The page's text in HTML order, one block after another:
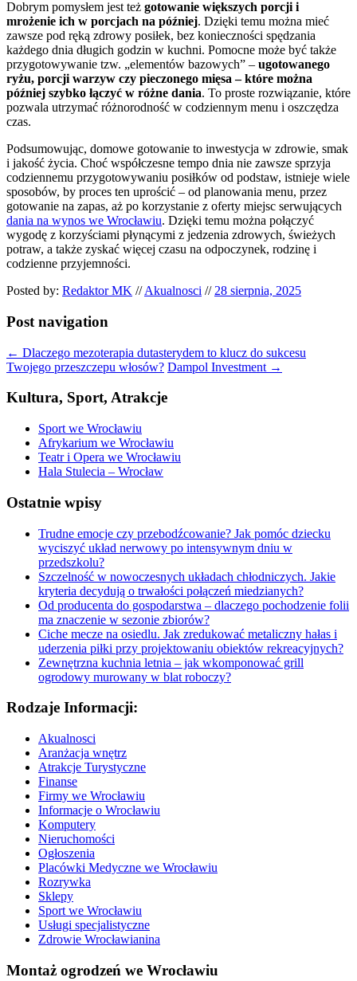
Dobrym pomysłem jest też gotowanie większych porcji i
mrożenie ich w porcjach na później. Dzięki temu można mieć
zawsze pod ręką zdrowy posiłek, bez konieczności spędzania
każdego dnia długich godzin w kuchni. Pomocne może być także
przygotowywanie tzw. „elementów bazowych” – ugotowanego
ryżu, porcji warzyw czy pieczonego mięsa – które można
później szybko łączyć w różne dania. To proste rozwiązanie, które
pozwala utrzymać różnorodność w codziennym menu i oszczędza
czas.
Podsumowując, domowe gotowanie to inwestycja w zdrowie, smak
i jakość życia. Choć współczesne tempo dnia nie zawsze sprzyja
codziennemu przygotowywaniu posiłków od podstaw, istnieje wiele
sposobów, by proces ten uprościć – od planowania menu, przez
gotowanie na zapas, aż po korzystanie z oferty miejsc serwujących
dania na wynos we Wrocławiu. Dzięki temu można połączyć
wygodę z korzyściami płynącymi z jedzenia zdrowych, świeżych
potraw, a także zyskać więcej czasu na odpoczynek, rodzinę i
codzienne przyjemności.
Posted by: Redaktor MK // Akualnosci // 28 sierpnia, 2025
Post navigation
← Dlaczego mezoterapia dutasterydem to klucz do sukcesu
Twojego przeszczepu włosów? Dampol Investment →
Kultura, Sport, Atrakcje
Sport we Wrocławiu
Afrykarium we Wrocławiu
Teatr i Opera we Wrocławiu
Hala Stulecia – Wrocław
Ostatnie wpisy
Trudne emocje czy przebodźcowanie? Jak pomóc dziecku
wyciszyć układ nerwowy po intensywnym dniu w
przedszkolu?
Szczelność w nowoczesnych układach chłodniczych. Jakie
kryteria decydują o trwałości połączeń miedzianych?
Od producenta do gospodarstwa – dlaczego pochodzenie folii
ma znaczenie w sezonie zbiorów?
Ciche mecze na osiedlu. Jak zredukować metaliczny hałas i
uderzenia piłki przy projektowaniu obiektów rekreacyjnych?
Zewnętrzna kuchnia letnia – jak wkomponować grill
ogrodowy murowany w blat roboczy?
Rodzaje Informacji:
Akualnosci
Aranżacja wnętrz
Atrakcje Turystyczne
Finanse
Firmy we Wrocławiu
Informacje o Wrocławiu
Komputery
Nieruchomości
Ogłoszenia
Placówki Medyczne we Wrocławiu
Rozrywka
Sklepy
Sport we Wrocławiu
Usługi specjalistyczne
Zdrowie Wrocławianina
Montaż ogrodzeń we Wrocławiu